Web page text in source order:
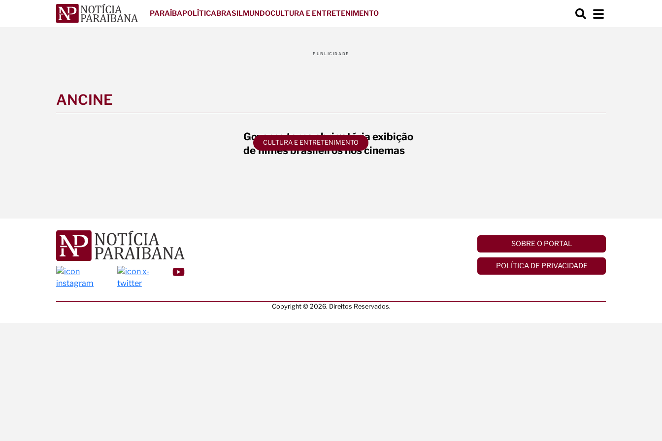
PARAÍBAPOLÍTICABRASILMUNDOCULTURA E ENTRETENIMENTO
PUBLICIDADE
ANCINE
CULTURA E ENTRETENIMENTO
Governo torna obrigatória exibição
de filmes brasileiros nos cinemas
SOBRE O PORTAL
POLÍTICA DE PRIVACIDADE
Copyright © 2026. Direitos Reservados.